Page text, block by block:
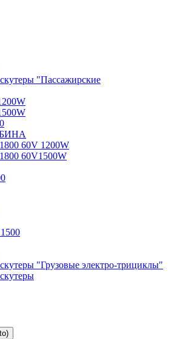
"Пассажирские
60V 1200W
60V1500W
"Грузовые электро‑трициклы"